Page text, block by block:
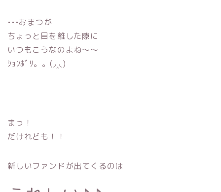
•••おまつが
ちょっと目を離した隙に
いつもこうなのよね〜〜
ｼｮﾝﾎﾞﾘ。。(◞‸◟)
まっ！
だけれども！！
新しいファンドが出てくるのは